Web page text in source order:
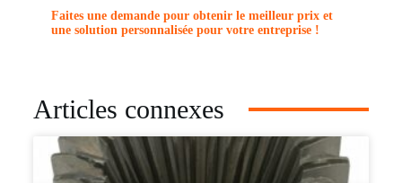
Faites une demande pour obtenir le meilleur prix et
une solution personnalisée pour votre entreprise !
Articles connexes